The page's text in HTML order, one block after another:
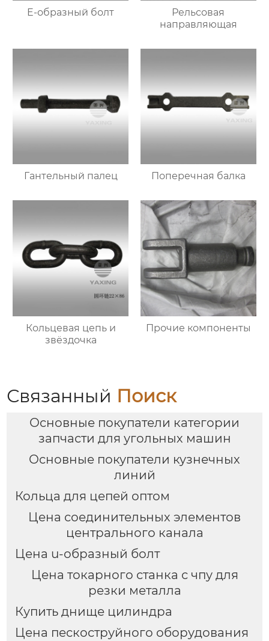
E-образный болт
Рельсовая
направляющая
Гантельный палец Поперечная балка
Кольцевая цепь и
звёздочка
Прочие компоненты
Связанный Поиск
Основные покупатели категории
запчасти для угольных машин
Основные покупатели кузнечных
линий
Кольца для цепей оптом
Цена соединительных элементов
центрального канала
Цена u-образный болт
Цена токарного станка с чпу для
резки металла
Купить днище цилиндра
Цена пескоструйного оборудования